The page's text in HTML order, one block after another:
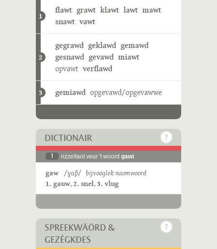
1
flawt grawt klawt lawt mawt
snawt vawt
2
gegrawd geklawd gemawd
gesnawd gevawd miawt
opvawt verflawd
3 gemiawd opgevawd/opgevawwe
DICTIONAIR
1 rizzeltaot veur 't woord gawt
gaw /ɣɑβ/ bijvooglek naomwoord
1. gauw,2. snel,3. vlug
SPREEKWÄÖRD &
GEZÈGKDES